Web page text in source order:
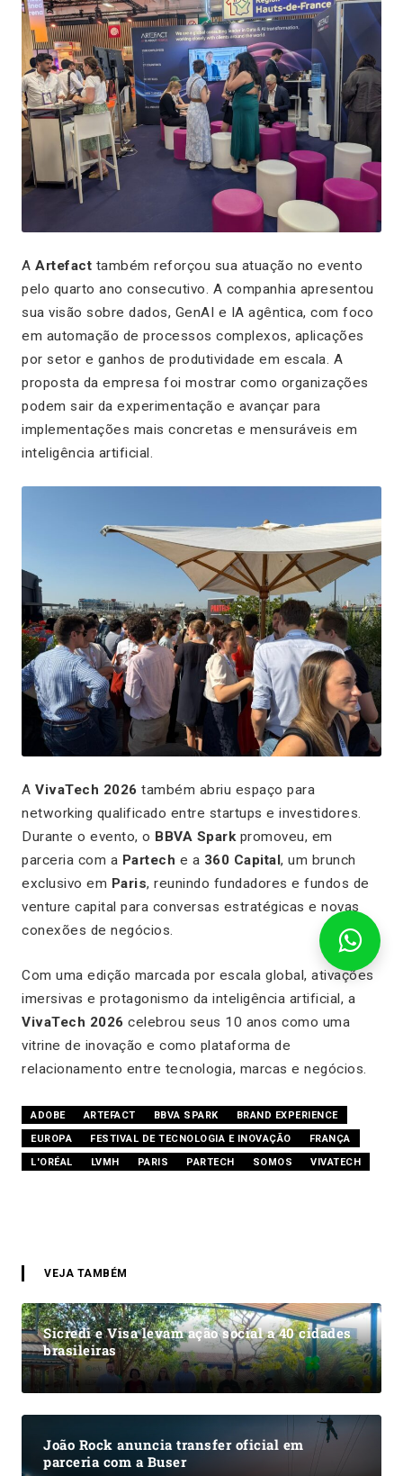
A Artefact também reforçou sua atuação no evento
pelo quarto ano consecutivo. A companhia apresentou
sua visão sobre dados, GenAI e IA agêntica, com foco
em automação de processos complexos, aplicações
por setor e ganhos de produtividade em escala. A
proposta da empresa foi mostrar como organizações
podem sair da experimentação e avançar para
implementações mais concretas e mensuráveis em
inteligência artificial.
A VivaTech 2026 também abriu espaço para
networking qualificado entre startups e investidores.
Durante o evento, o BBVA Sparkpromoveu, em
parceria com a Partech e a 360 Capital, um brunch
exclusivo em Paris, reunindo fundadores e fundos de
venture capital para conversas estratégicas e novas
conexões de negócios.
Com uma edição marcada por escala global, ativações
imersivas e protagonismo da inteligência artificial, a
VivaTech 2026 celebrou seus 10 anos como uma
vitrine de inovação e como plataforma de
relacionamento entre tecnologia, marcas e negócios.
ADOBE ARTEFACT BBVA SPARK
BRAND EXPERIENCE
EUROPA
FESTIVAL DE TECNOLOGIA E INOVAÇÃO
FRANÇA
L'ORÉAL
LVMH PARIS PARTECH SOMOS VIVATECH
VEJA TAMBÉM
Sicredi e Visa levam ação social a 40 cidades
brasileiras
João Rock anuncia transfer oficial em
parceria com a Buser